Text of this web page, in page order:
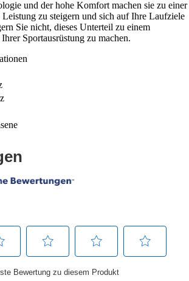
und der hohe Komfort machen sie zu einer
zu steigern und sich auf Ihre Laufziele
Sie nicht, dieses Unterteil zu einem
Sportausrüstung zu machen.